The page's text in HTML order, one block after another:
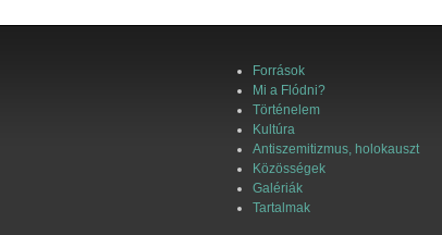
Források
Mi a Flódni?
Történelem
Kultúra
Antiszemitizmus, holokauszt
Közösségek
Galériák
Tartalmak